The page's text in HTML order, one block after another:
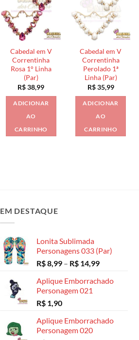
Cabedal em V
Correntinha
Rosa 1° Linha
(Par)
R$38,99
ADICIONAR
AO
CARRINHO
Cabedal em V
Correntinha
Perolado 1ª
Linha (Par)
R$35,99
ADICIONAR
AO
CARRINHO
EM DESTAQUE
Lonita Sublimada
Personagens 033 (Par)
R$8,99 – R$ 14,99Faixa
preço:
Aplique Emborrachado
Personagem 021
R$ 1,90
Aplique Emborrachado
Personagem 020